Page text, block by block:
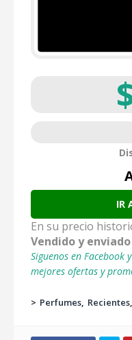
IR
En su precio
Vendido y
Siguenos en Facebook
mejores ofertas y
> Perfumes Recientes